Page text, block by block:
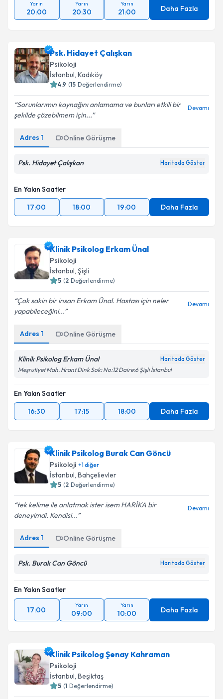
Yarın
20:00
Yarın
20:30
Yarın
21:00 Daha Fazla
Psk. Hidayet Çalışkan
Psikoloji
İstanbul, Kadıköy
4.9 (15 Değerlendirme)
Sorunlarımın kaynağını anlamama ve bunları etkili bir
şekilde çözebilmem için...
Devamı
Adres 1 Online Görüşme
Psk. Hidayet Çalışkan Haritada Göster
En Yakın Saatler
17:00
18:00 19:00 Daha Fazla
Klinik Psikolog Erkam Ünal
Psikoloji
İstanbul, Şişli
5 (2 Değerlendirme)
Çok sakin bir insan Erkam Ünal. Hastası için neler
yapabileceğini...
Devamı
Adres 1 Online Görüşme
Klinik Psikolog Erkam Ünal Haritada Göster
Meşrutiyet Mah. Hrant Dink Sok: No:12 Daire:6 Şişli İstanbul
En Yakın Saatler
16:30
17:15 18:00 Daha Fazla
Klinik Psikolog Burak Can Göncü
Psikoloji +1diğer
İstanbul, Bahçelievler
5 (2 Değerlendirme)
tek kelime ile anlatmak ister isem HARİKA bir
deneyimdi. Kendisi...
Devamı
Adres 1 Online Görüşme
Psk. Burak Can Göncü Haritada Göster
En Yakın Saatler
17:00
Yarın
09:00
Yarın
10:00 Daha Fazla
Klinik Psikolog Şenay Kahraman
Psikoloji
İstanbul, Beşiktaş
5 (1 Değerlendirme)